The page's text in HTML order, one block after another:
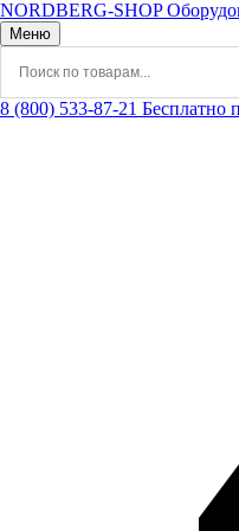
NORDBERG-SHOP
Меню
8 (800) 533-87-21 Бесплатно